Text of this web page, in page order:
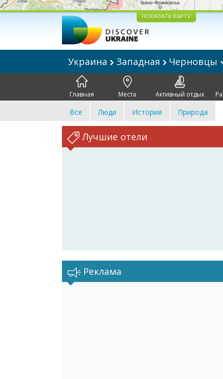
ПОКАЗАТЬ КАРТУ
Украина Западная Черновцы
Главная Места Активный отдых
Все Люди История Природа
Лучшие отели
Реклама